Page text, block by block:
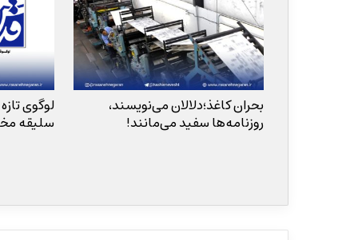
بحران کاغذ؛دلالان می‌نویسند،
روزنامه‌ها سفید می‌مانند!
لوگوی
سلیقه